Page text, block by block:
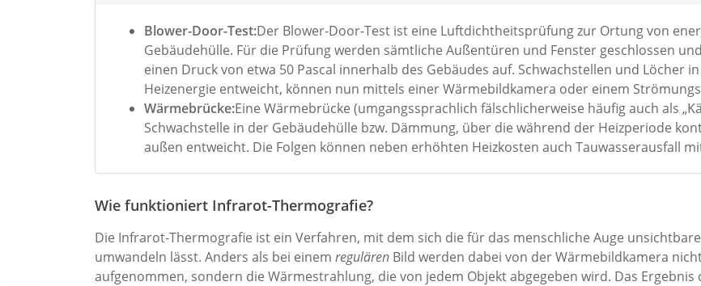
Blower-Door-Test:Der Blower-Door-Test ist eine Luftdichtheitsprüfung zur Ortung von
Gebäudehülle. Für die Prüfung werden sämtliche Außentüren und Fenster geschlossen
einen Druck von etwa 50 Pascal innerhalb des Gebäudes auf. Schwachstellen und Löcher
Heizenergie entweicht, können nun mittels einer Wärmebildkamera oder einem
Wärmebrücke:Eine Wärmebrücke (umgangssprachlich fälschlicherweise häufig auch als
Schwachstelle in der Gebäudehülle bzw. Dämmung, über die während der Heizperiode
außen entweicht. Die Folgen können neben erhöhten Heizkosten auch Tauwasserausfall
Wie funktioniert Infrarot-Thermografie?
Die Infrarot-Thermografie ist ein Verfahren, mit dem sich die für das menschliche Auge
umwandeln lässt. Anders als bei einem regulären Bild werden dabei von der Wärmebildkamera
aufgenommen, sondern die Wärmestrahlung, die von jedem Objekt abgegeben wird. Das